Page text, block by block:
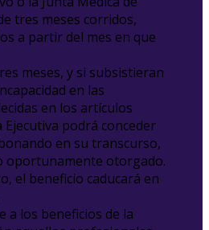
tres meses corridos,
a partir del mes en que
meses, y si subsistieran
en las
en los artículos
podrá conceder
en su transcurso,
oportunamente otorgado.
el beneficio caducará en
a los beneficios de la